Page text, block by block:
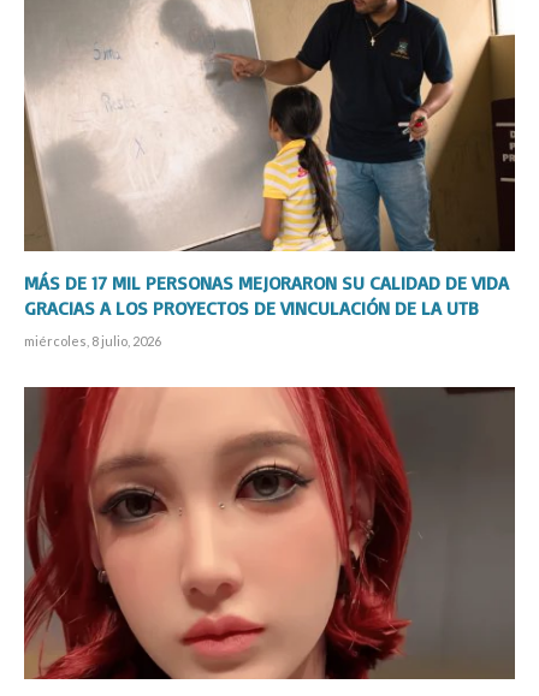
MÁS DE 17 MIL PERSONAS MEJORARON SU CALIDAD DE VIDA
GRACIAS A LOS PROYECTOS DE VINCULACIÓN DE LA UTB
miércoles, 8 julio, 2026